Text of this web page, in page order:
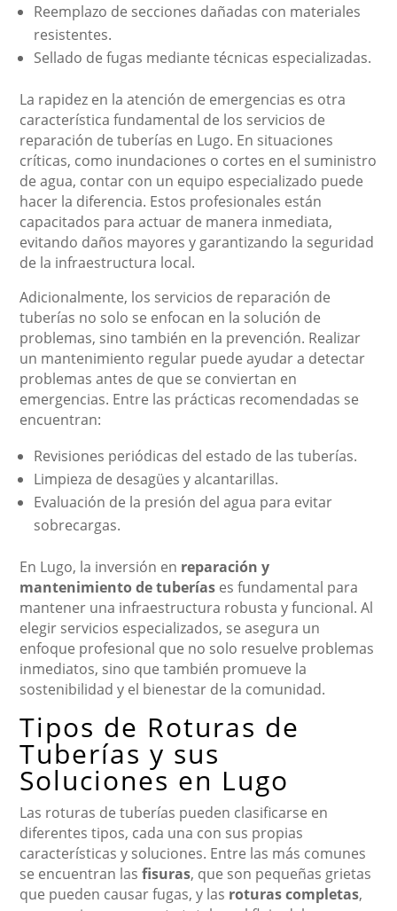
Reemplazo de secciones dañadas con materiales
resistentes.
Sellado de fugas mediante técnicas especializadas.
La rapidez en la atención de emergencias es otra
característica fundamental de los servicios de
reparación de tuberías en Lugo. En situaciones
críticas, como inundaciones o cortes en el suministro
de agua, contar con un equipo especializado puede
hacer la diferencia. Estos profesionales están
capacitados para actuar de manera inmediata,
evitando daños mayores y garantizando la seguridad
de la infraestructura local.
Adicionalmente, los servicios de reparación de
tuberías no solo se enfocan en la solución de
problemas, sino también en la prevención. Realizar
un mantenimiento regular puede ayudar a detectar
problemas antes de que se conviertan en
emergencias. Entre las prácticas recomendadas se
encuentran:
Revisiones periódicas del estado de las tuberías.
Limpieza de desagües y alcantarillas.
Evaluación de la presión del agua para evitar
sobrecargas.
En Lugo, la inversión en reparación y
mantenimiento de tuberías es fundamental para
mantener una infraestructura robusta y funcional. Al
elegir servicios especializados, se asegura un
enfoque profesional que no solo resuelve problemas
inmediatos, sino que también promueve la
sostenibilidad y el bienestar de la comunidad.
Tipos de Roturas de
Tuberías y sus
Soluciones en Lugo
Las roturas de tuberías pueden clasificarse en
diferentes tipos, cada una con sus propias
características y soluciones. Entre las más comunes
se encuentran lasfisuras, que son pequeñas grietas
que pueden causar fugas, y las roturas completas,